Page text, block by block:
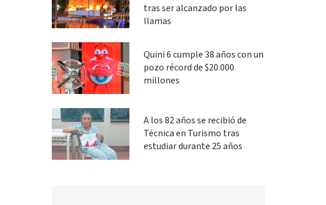
tras ser alcanzado por las
llamas
Quini 6 cumple 38 años con un
pozo récord de $20.000
millones
A los 82 años se recibió de
Técnica en Turismo tras
estudiar durante 25 años